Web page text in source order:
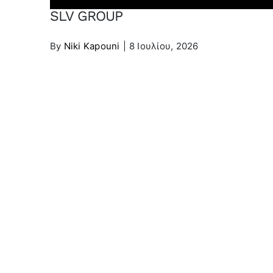
SLV GROUP
By Niki Kapouni 8 Ιουλίου, 2026